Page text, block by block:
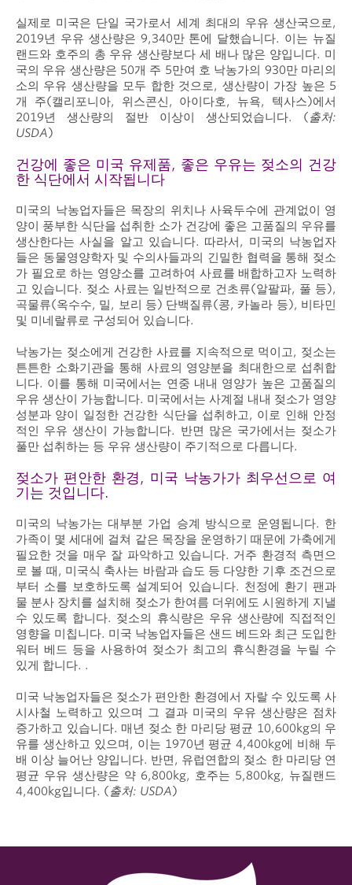
실제로 미국은 단일 국가로서 세계 최대의 우유 생산국으로,
2019년 우유 생산량은 9,340만 톤에 달했습니다. 이는 뉴질
랜드와 호주의 총 우유 생산량보다 세 배나 많은 양입니다. 미
국의 우유 생산량은 50개 주 5만여 호 낙농가의 930만 마리의
소의 우유 생산량을 모두 합한 것으로, 생산량이 가장 높은 5
개 주(캘리포니아, 위스콘신, 아이다호, 뉴욕, 텍사스)에서
2019년 생산량의 절반 이상이 생산되었습니다. (출처:
USDA)
건강에 좋은 미국 유제품, 좋은 우유는 젖소의 건강
한 식단에서 시작됩니다
미국의 낙농업자들은 목장의 위치나 사육두수에 관계없이 영
양이 풍부한 식단을 섭취한 소가 건강에 좋은 고품질의 우유를
생산한다는 사실을 알고 있습니다. 따라서, 미국의 낙농업자
들은 동물영양학자 및 수의사들과의 긴밀한 협력을 통해 젖소
가 필요로 하는 영양소를 고려하여 사료를 배합하고자 노력하
고 있습니다. 젖소 사료는 일반적으로 건초류(알팔파, 풀 등),
곡물류(옥수수, 밀, 보리 등) 단백질류(콩, 카놀라 등), 비타민
및 미네랄류로 구성되어 있습니다.
낙농가는 젖소에게 건강한 사료를 지속적으로 먹이고, 젖소는
튼튼한 소화기관을 통해 사료의 영양분을 최대한으로 섭취합
니다. 이를 통해 미국에서는 연중 내내 영양가 높은 고품질의
우유 생산이 가능합니다. 미국에서는 사계절 내내 젖소가 영양
성분과 양이 일정한 건강한 식단을 섭취하고, 이로 인해 안정
적인 우유 생산이 가능합니다. 반면 많은 국가에서는 젖소가
풀만 섭취하는 등 우유 생산량이 주기적으로 다릅니다.
젖소가 편안한 환경, 미국 낙농가가 최우선으로 여
기는 것입니다.
미국의 낙농가는 대부분 가업 승계 방식으로 운영됩니다. 한
가족이 몇 세대에 걸쳐 같은 목장을 운영하기 때문에 가축에게
필요한 것을 매우 잘 파악하고 있습니다. 거주 환경적 측면으
로 볼 때, 미국식 축사는 바람과 습도 등 다양한 기후 조건으로
부터 소를 보호하도록 설계되어 있습니다. 천정에 환기 팬과
물 분사 장치를 설치해 젖소가 한여름 더위에도 시원하게 지낼
수 있도록 합니다. 젖소의 휴식량은 우유 생산량에 직접적인
영향을 미칩니다. 미국 낙농업자들은 샌드 베드와 최근 도입한
워터 베드 등을 사용하여 젖소가 최고의 휴식환경을 누릴 수
있게 합니다. .
미국 낙농업자들은 젖소가 편안한 환경에서 자랄 수 있도록 사
시사철 노력하고 있으며 그 결과 미국의 우유 생산량은 점차
증가하고 있습니다. 매년 젖소 한 마리당 평균 10,600kg의 우
유를 생산하고 있으며, 이는 1970년 평균 4,400kg에 비해 두
배 이상 늘어난 양입니다. 반면, 유럽연합의 젖소 한 마리당 연
평균 우유 생산량은 약 6,800kg, 호주는 5,800kg, 뉴질랜드
4,400kg입니다. (출처: USDA)